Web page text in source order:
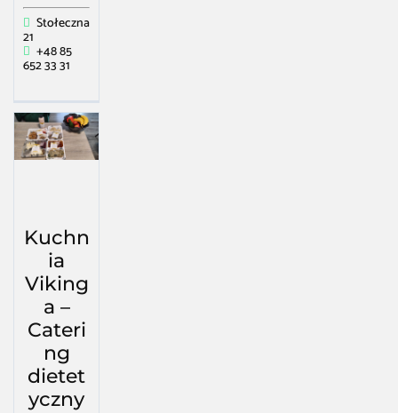
Stołeczna
21
+48 85
652 33 31
Kuchn
ia
Viking
a –
Cateri
ng
dietet
yczny